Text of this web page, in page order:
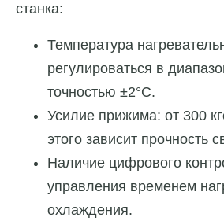
станка:
Температура
регулироваться в
точностью ±2°C.
Усилие прижима: от 300
этого зависит прочность
Наличие цифрового
управления временем
охлаждения.